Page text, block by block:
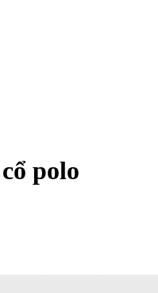
polo